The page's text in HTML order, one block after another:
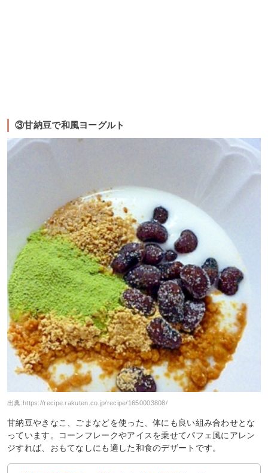
③甘納豆で和風ヨーグルト
出典:https://recipe.rakuten.co.jp/recipe/1650003808/
甘納豆やきなこ、ごまなどを使った、体にも良い組み合わせとな
っています。コーンフレークやアイスを乗せてパフェ風にアレン
ジすれば、おもてなしにも適した和食のデザートです。